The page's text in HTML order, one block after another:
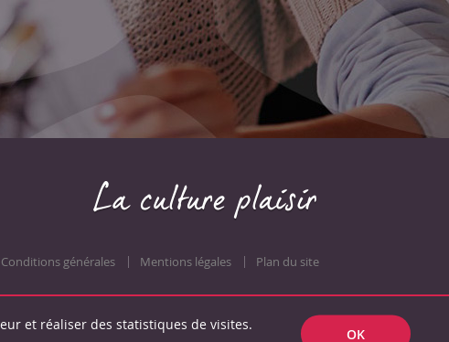
Conditions générales Mentions légales Plan du site
powered by /boomerang
et réaliser des statistiques de visites.
OK